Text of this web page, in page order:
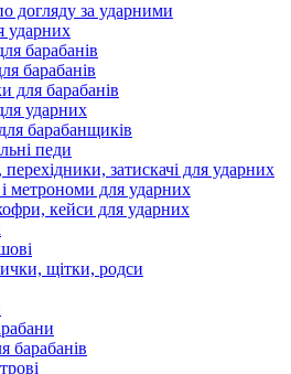
догляду за ударними
ударних
барабанів
барабанів
для барабанів
ударних
барабанщиків
педи
перехідники, затискачі для ударних
метрономи для ударних
кейси для ударних
щітки, родси
барабанів